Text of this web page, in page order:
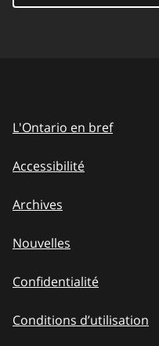
L'Ontario en bref
Accessibilité
Archives
Nouvelles
Confidentialité
Conditions d’utilisation